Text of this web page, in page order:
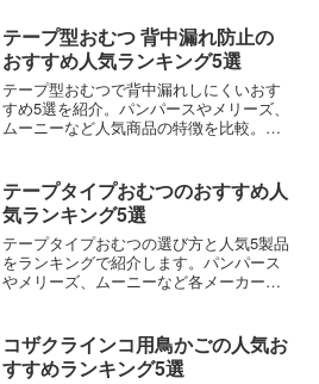
テープ型おむつ 背中漏れ防止の
おすすめ人気ランキング5選
テープ型おむつで背中漏れしにくいおす
すめ5選を紹介。パンパースやメリーズ、
ムーニーなど人気商品の特徴を比較。背
テープタイプおむつのおすすめ人
気ランキング5選
テープタイプおむつの選び方と人気5製品
をランキングで紹介します。パンパース
やメリーズ、ムーニーなど各メーカーの
コザクラインコ用鳥かごの人気お
すすめランキング5選